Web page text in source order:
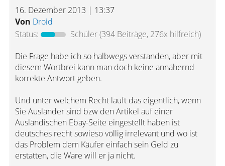
16. Dezember 2013 | 13:37
Von Droid
Status:
Schüler(394 Beiträge, 276x hilfreich)
Die Frage habe ich so halbwegs verstanden, aber mit
diesem Wortbrei kann man doch keine annähernd
korrekte Antwort geben.
Und unter welchem Recht läuft das eigentlich, wenn
Sie Ausländer sind bzw den Artikel auf einer
Ausländischen Ebay-Seite eingestellt haben ist
deutsches recht sowieso völlig irrelevant und wo ist
das Problem dem Käufer einfach sein Geld zu
erstatten, die Ware will er ja nicht.